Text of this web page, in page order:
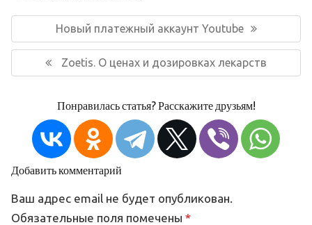
записям
Предыдущая
запись:
Новый платежный аккаунт Youtube
Следующая
запись:
Zoetis. О ценах и дозировках лекарств
Понравилась статья? Расскажите друзьям!
Добавить комментарий
Ваш адрес email не будет опубликован.
Обязательные поля помечены *